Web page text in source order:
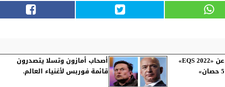
«مرسيدس» تعلن عن «EQS 2022»
أصحاب أمازون وتسلا يتصدرون
قائمة فوربس لأغنياء العالم.